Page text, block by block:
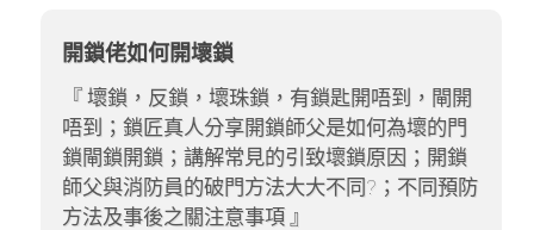
開鎖佬如何開壞鎖
壞鎖，反鎖，壞珠鎖，有鎖匙開唔到，閘開
唔到；鎖匠真人分享開鎖師父是如何為壞的門
鎖閘鎖開鎖；講解常見的引致壞鎖原因；開鎖
師父與消防員的破門方法大大不同?；不同預防
方法及事後之關注意事項